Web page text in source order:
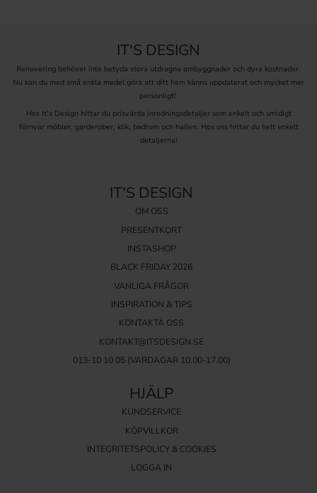
IT'S DESIGN
Renovering behöver inte betyda stora utdragna ombyggnader och dyra kostnader.
Nu kan du med små enkla medel göra att ditt hem känns uppdaterat och mycket mer
personligt!
Hos It’s Design hittar du prisvärda inredningsdetaljer som enkelt och smidigt
förnyar möbler, garderober, kök, badrum och hallen. Hos oss hittar du helt enkelt
detaljerna!
IT'S DESIGN
OM OSS
PRESENTKORT
INSTASHOP
BLACK FRIDAY 2026
VANLIGA FRÅGOR
INSPIRATION & TIPS
KONTAKTA OSS
KONTAKT@ITSDESIGN.SE
013-10 10 05(VARDAGAR 10.00-17.00)
HJÄLP
KUNDSERVICE
KÖPVILLKOR
INTEGRITETSPOLICY & COOKIES
LOGGA IN